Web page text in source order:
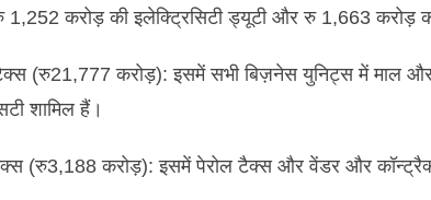
1,252करोड़ की इलेक्ट्रिसिटी ड्यूटी और रु1,663करोड़
(रु21,777करोड़): इसमें सभी बिज़नेस युनिट्स में माल
शामिल हैं।
(रु3,188करोड़):इसमें पेरोल टैक्स और वेंडर और